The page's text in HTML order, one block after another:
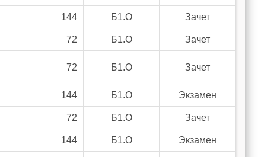
144 Б1.О Зачет
72 Б1.О Зачет
72 Б1.О Зачет
144 Б1.О Экзамен
72 Б1.О Зачет
144 Б1.О Экзамен